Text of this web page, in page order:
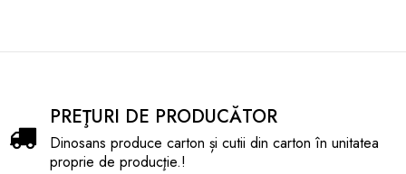
PREŢURI DE PRODUCĂTOR
Dinosans produce carton și cutii din carton în unitatea
proprie de producţie.!